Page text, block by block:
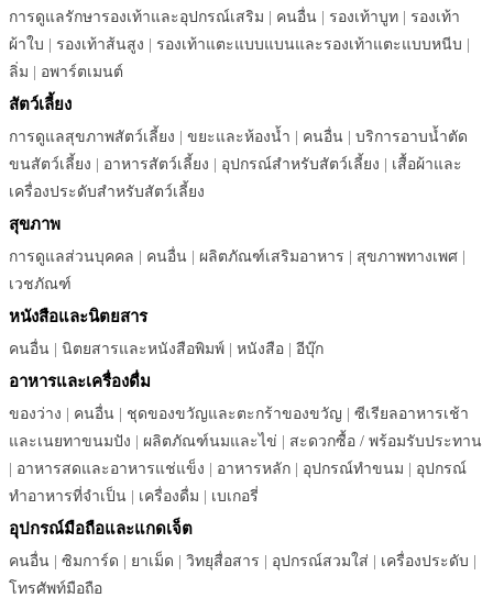
การดูแลรักษารองเท้าและอุปกรณ์เสริม | คนอื่น | รองเท้าบูท | รองเท้า
ผ้าใบ | รองเท้าส้นสูง | รองเท้าแตะแบบแบนและรองเท้าแตะแบบหนีบ |
ลิ่ม | อพาร์ตเมนต์
สัตว์เลี้ยง
การดูแลสุขภาพสัตว์เลี้ยง | ขยะและห้องน้ำ | คนอื่น | บริการอาบน้ำตัด
ขนสัตว์เลี้ยง | อาหารสัตว์เลี้ยง | อุปกรณ์สำหรับสัตว์เลี้ยง | เสื้อผ้าและ
เครื่องประดับสำหรับสัตว์เลี้ยง
สุขภาพ
การดูแลส่วนบุคคล | คนอื่น | ผลิตภัณฑ์เสริมอาหาร | สุขภาพทางเพศ |
เวชภัณฑ์
หนังสือและนิตยสาร
คนอื่น | นิตยสารและหนังสือพิมพ์ | หนังสือ | อีบุ๊ก
อาหารและเครื่องดื่ม
ของว่าง | คนอื่น | ชุดของขวัญและตะกร้าของขวัญ | ซีเรียลอาหารเช้า
และเนยทาขนมปัง | ผลิตภัณฑ์นมและไข่ | สะดวกซื้อ / พร้อมรับประทาน
| อาหารสดและอาหารแช่แข็ง | อาหารหลัก | อุปกรณ์ทำขนม | อุปกรณ์
ทำอาหารที่จำเป็น | เครื่องดื่ม | เบเกอรี่
อุปกรณ์มือถือและแกดเจ็ต
คนอื่น | ซิมการ์ด | ยาเม็ด | วิทยุสื่อสาร | อุปกรณ์สวมใส่ | เครื่องประดับ |
โทรศัพท์มือถือ